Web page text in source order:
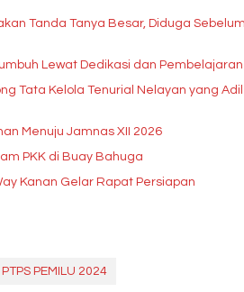
Tanda Tanya Besar, Diduga
Lewat Dedikasi dan Pembelajaran
Tata Kelola Tenurial Nelayan yang
Menuju Jamnas XII 2026
PKK di Buay Bahuga
Kanan Gelar Rapat Persiapan
PTPS PEMILU 2024